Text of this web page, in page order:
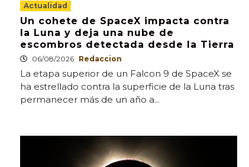
Actualidad
Un cohete de SpaceX impacta contra
la Luna y deja una nube de
escombros detectada desde la Tierra
06/08/2026 Redaccion
La etapa superior de un Falcon 9 de SpaceX se
ha estrellado contra la superficie de la Luna tras
permanecer más de un año a...